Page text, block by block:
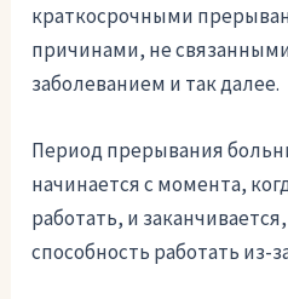
краткосрочными
причинами, не
заболеванием и так далее.
Период прерывания
начинается с момента,
работать, и
способность работать из-